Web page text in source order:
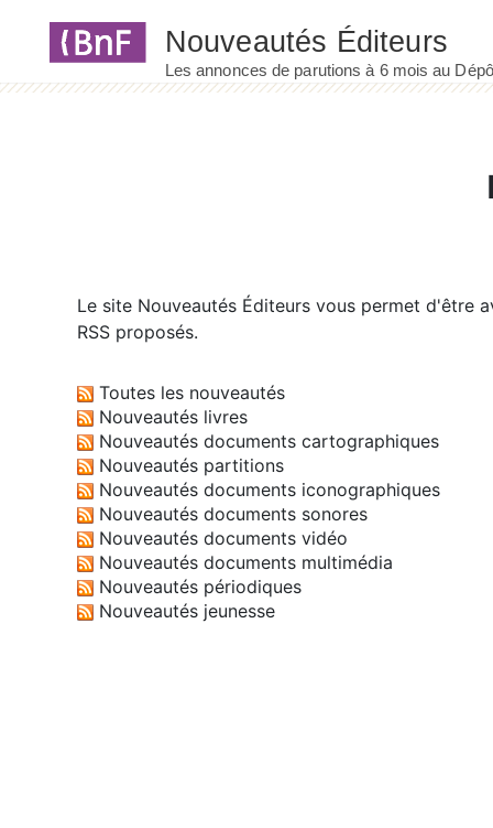
Le site Nouveautés Éditeurs vous permet d'être
RSS proposés.
Toutes les nouveautés
Nouveautés livres
Nouveautés documents cartographiques
Nouveautés partitions
Nouveautés documents iconographiques
Nouveautés documents sonores
Nouveautés documents vidéo
Nouveautés documents multimédia
Nouveautés périodiques
Nouveautés jeunesse